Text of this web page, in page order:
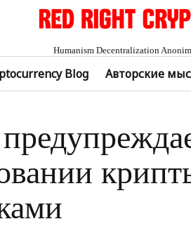
Humanism Decentralization
Blog Авторские